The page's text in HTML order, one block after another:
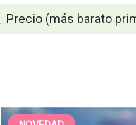
Precio (más barato